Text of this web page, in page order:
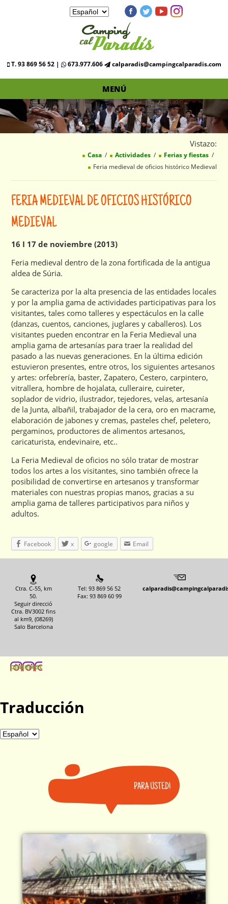
T. 93 869 56 52 | 673.977.606 calparadis@campingcalparadis.com
MENÚ
Vistazo:
Casa Actividades
Ferias y fiestas
Feria medieval de oficios histórico Medieval
FERIA MEDIEVAL DE OFICIOS HISTÓRICO
MEDIEVAL
16 I 17 de noviembre (2013)
Feria medieval dentro de la zona fortificada de la antigua
aldea de Súria.
Se caracteriza por la alta presencia de las entidades locales
y por la amplia gama de actividades participativas para los
visitantes, tales como talleres y espectáculos en la calle
(danzas, cuentos, canciones, juglares y caballeros). Los
visitantes pueden encontrar en la Feria Medieval una
amplia gama de artesanías para traer la realidad del
pasado a las nuevas generaciones. En la última edición
estuvieron presentes, entre otros, los siguientes artesanos
y artes: orfebrería, baster, Zapatero, Cestero, carpintero,
vitrallera, hombre de hojalata, culleraire, cuireter,
soplador de vidrio, ilustrador, tejedores, velas, artesanía
de la Junta, albañil, trabajador de la cera, oro en macrame,
elaboración de jabones y cremas, pasteles chef, peletero,
pergaminos, productores de alimentos artesanos,
caricaturista, endevinaire, etc..
La Feria Medieval de oficios no sólo tratar de mostrar
todos los artes a los visitantes, sino también ofrece la
posibilidad de convertirse en artesanos y transformar
materiales con nuestras propias manos, gracias a su
amplia gama de talleres participativos para niños y
adultos.
Facebook x google Email
Ctra. C-55, km
50.
Seguir direcció
Ctra. BV3002 fins
al km9, (08269)
Salo Barcelona
Tel: 93 869 56 52
Fax: 93 869 60 99
pinterest
Traducción
PARA USTED!